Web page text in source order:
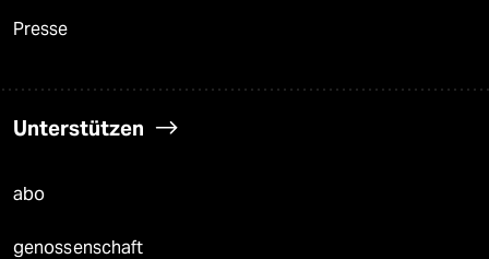
Presse
Unterstützen
abo
genossenschaft